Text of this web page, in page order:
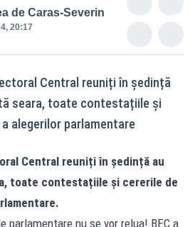
de Caras-Severin
20:17
Central reuniți în ședință
seara, toate contestațiile și
alegerilor parlamentare
Central reuniți în ședință au
toate contestațiile și cererile de
parlamentare nu se vor relua! BEC a